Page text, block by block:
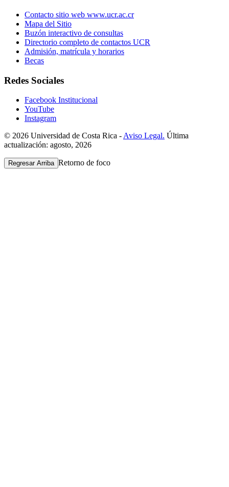
Contacto sitio web www.ucr.ac.cr
Mapa del Sitio
Buzón interactivo de consultas
Directorio completo de contactos UCR
Admisión, matrícula y horarios
Becas
Redes Sociales
Facebook Institucional
YouTube
Instagram
© 2026 Universidad de Costa Rica - Aviso Legal. Última
actualización: agosto, 2026
Regresar Arriba Retorno de foco